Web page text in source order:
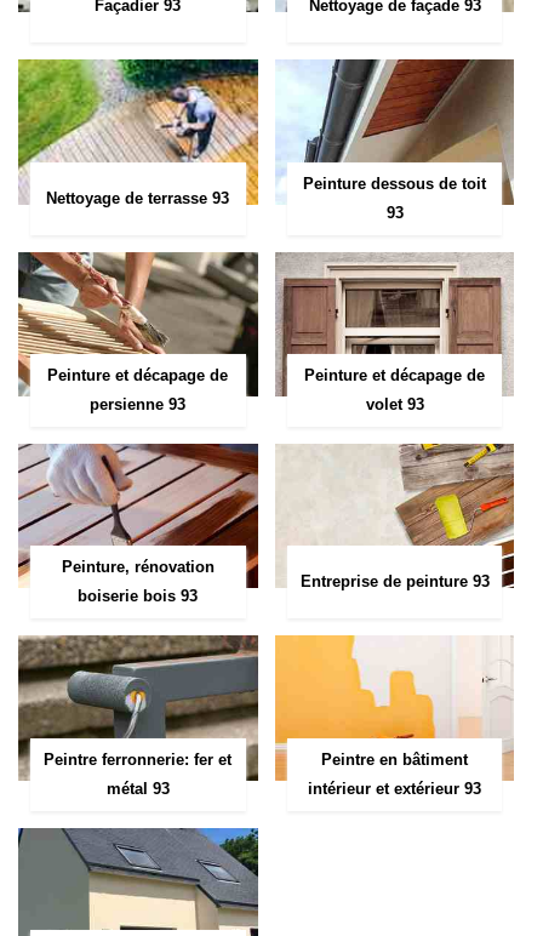
Façadier 93 Nettoyage de façade 93
Nettoyage de terrasse 93
Peinture dessous de toit
93
Peinture et décapage de
persienne 93
Peinture et décapage de
volet 93
Peinture, rénovation
boiserie bois 93
Entreprise de peinture 93
Peintre ferronnerie: fer et
métal 93
Peintre en bâtiment
intérieur et extérieur 93